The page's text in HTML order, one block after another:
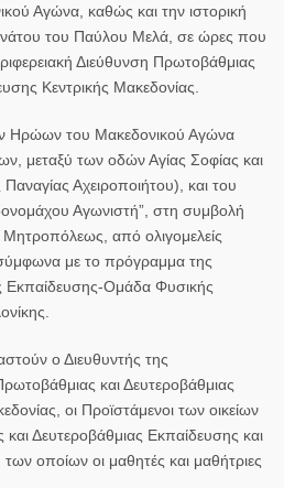
Αγώνα, καθώς και την ιστορική
του Παύλου Μελά, σε ώρες που
Διεύθυνση Πρωτοβάθμιας
Κεντρικής Μακεδονίας.
Ηρώων του Μακεδονικού Αγώνα
μεταξύ των οδών Αγίας Σοφίας και
Αχειροποιήτου), και του
Αγωνιστή”, στη συμβολή
από ολιγομελείς
με το πρόγραμμα της
Εκπαίδευσης-Ομάδα Φυσικής
ο Διευθυντής της
και Δευτεροβάθμιας
οι Προϊστάμενοι των οικείων
Δευτεροβάθμιας Εκπαίδευσης και
οποίων οι μαθητές και μαθήτριες